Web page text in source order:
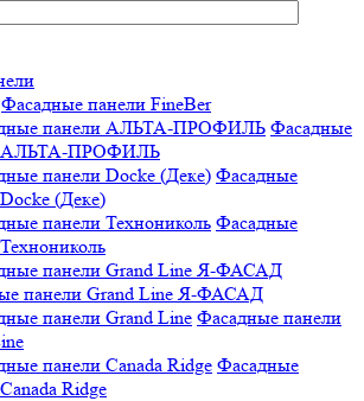
Фасадные панели FineBer
Фасадные
АЛЬТА-ПРОФИЛЬ
Фасадные
(Деке)
Фасадные
панели Grand Line Я-ФАСАД
Фасадные панели
Фасадные
Ridge